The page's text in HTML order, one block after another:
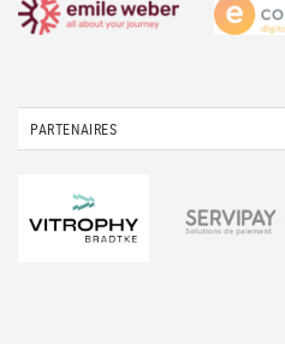
PARTENAIRES